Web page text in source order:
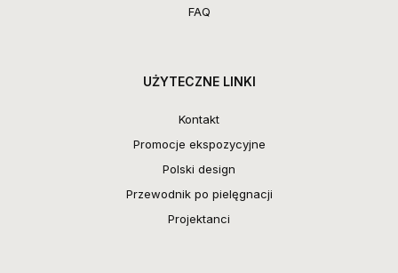
FAQ
UŻYTECZNE LINKI
Kontakt
Promocje ekspozycyjne
Polski design
Przewodnik po pielęgnacji
Projektanci